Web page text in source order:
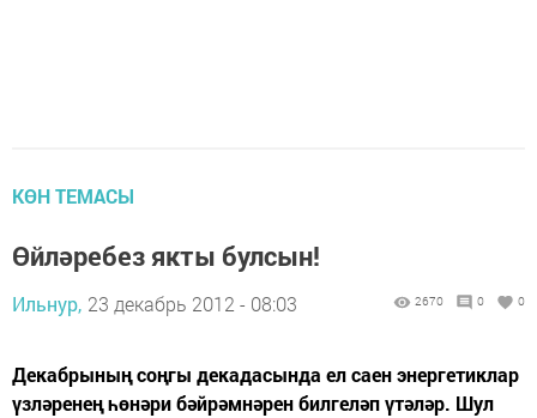
КӨН ТЕМАСЫ
Өйләребез якты булсын!
Ильнур, 23 декабрь 2012 - 08:03 2670 0 0
Декабрының соңгы декадасында ел саен энергетиклар
үзләренең һөнәри бәйрәмнәрен билгеләп үтәләр. Шул